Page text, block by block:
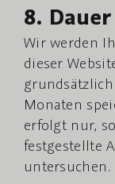
8.
Wir werden
dieser
Monaten
erfolgt nur,
festgestellte
untersuchen.